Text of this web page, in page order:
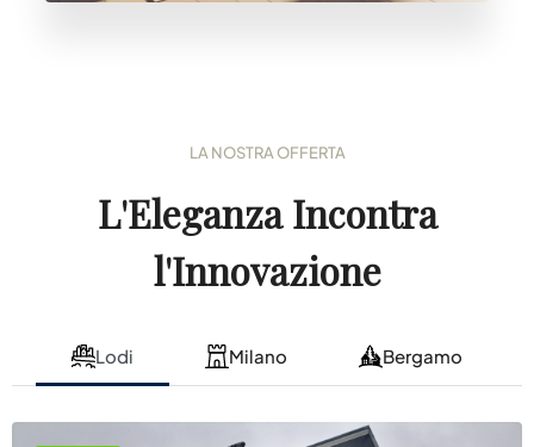
LA NOSTRA OFFERTA
L'Eleganza Incontra
l'Innovazione
Lodi Milano Bergamo